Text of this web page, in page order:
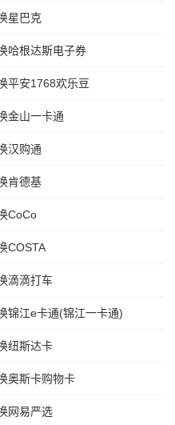
星巴克
哈根达斯电子券
平安1768欢乐豆
金山一卡通
汉购通
肯德基
CoCo
COSTA
滴滴打车
锦江e卡通(锦江一卡通)
纽斯达卡
奥斯卡购物卡
网易严选